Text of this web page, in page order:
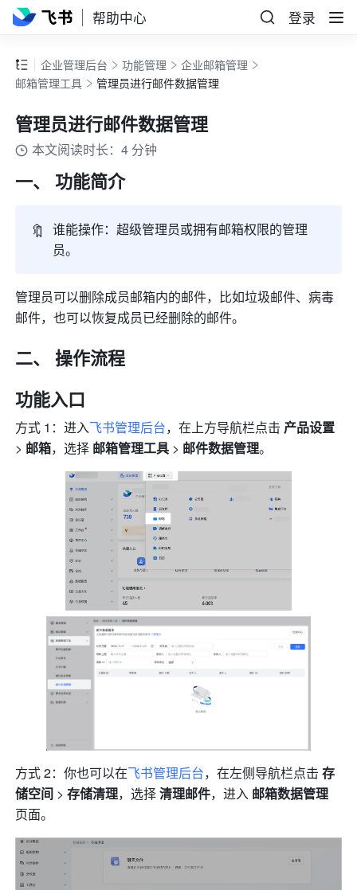
帮助中心 登录
企业管理后台 功能管理
企业邮箱管理
邮箱管理工具
管理员进行邮件数据管理
管理员进行邮件数据管理
本文阅读时长：4 分钟
一、 功能简介
🔖
谁能操作：超级管理员或拥有邮箱权限的管理
员。
管理员可以删除成员邮箱内的邮件，比如垃圾邮件、病毒
邮件，也可以恢复成员已经删除的邮件。
二、 操作流程
功能入口
方式 1：进入飞书管理后台，在上方导航栏点击 产品设置
> 邮箱，选择 邮箱管理工具 > 邮件数据管理。
方式 2：你也可以在飞书管理后台，在左侧导航栏点击 存
储空间 > 存储清理，选择 清理邮件，进入 邮箱数据管理
页面。